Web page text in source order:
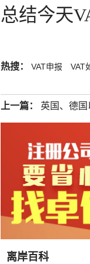
总结今天
热搜： VAT申报 VAT
上一篇： 英国、德
离岸百科